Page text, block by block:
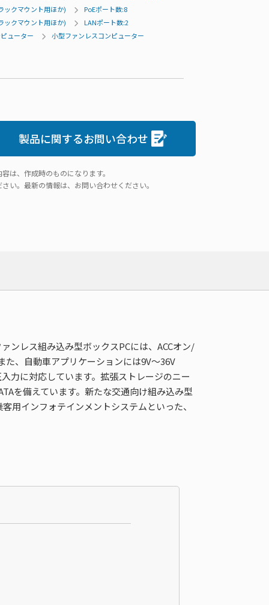
ックマウント用ほか)
PoEポート数:8
ックマウント用ほか)
LANポート数:2
ューター 小型ファンレスコンピューター
製品に関するお問い合わせ
は、作成時のものになります。
い。最新の情報は、お問い合わせください。
ンレス組み込み型ボックスPCには、ACCオン/
、自動車アプリケーションには9V～36V
力に対応しています。拡張ストレージのニー
を備えています。新たな交通向け組み込み型
用インフォテインメントシステムといった、